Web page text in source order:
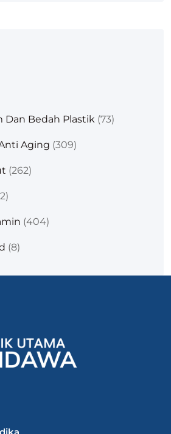
Dan Bedah Plastik (73)
Aging (309)
(262)
(404)
(8)